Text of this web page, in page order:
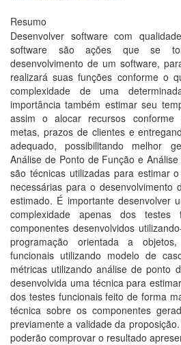
Resumo
Desenvolver software com
software são ações que se
desenvolvimento de um software,
realizará suas funções conforme o
complexidade de uma
importância também estimar seu
assim o alocar recursos conforme
metas, prazos de clientes e
adequado, possibilitando melhor
Análise de Ponto de Função e
são técnicas utilizadas para estimar
necessárias para o desenvolvimento
estimado. É importante desenvolver
complexidade apenas dos testes
componentes desenvolvidos
programação orientada a
funcionais utilizando modelo de
métricas utilizando análise de ponto
desenvolvida uma técnica para
dos testes funcionais feito de forma
técnica sobre os componentes
previamente a validade da
poderão comprovar o resultado